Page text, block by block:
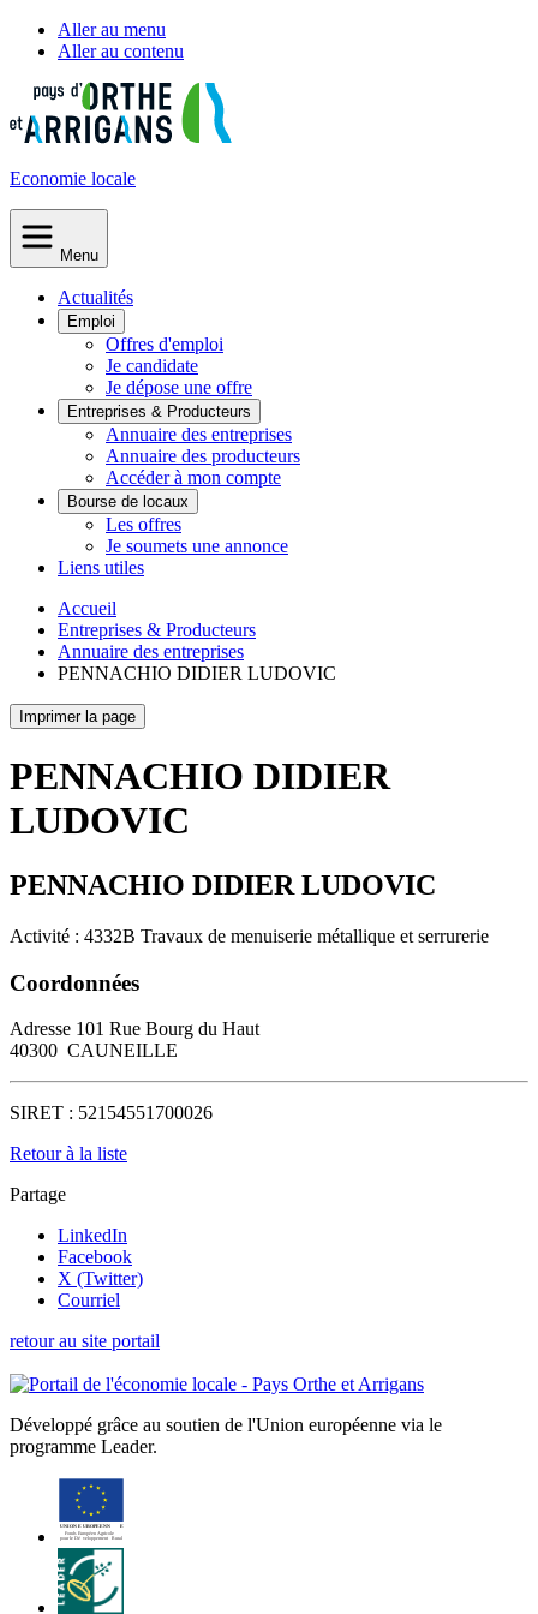
Aller au menu
Aller au contenu
Economie locale
Menu
Actualités
Emploi
Offres d'emploi
Je candidate
Je dépose une offre
Entreprises & Producteurs
Annuaire des entreprises
Annuaire des producteurs
Accéder à mon compte
Bourse de locaux
Les offres
Je soumets une annonce
Liens utiles
Accueil
Entreprises & Producteurs
Annuaire des entreprises
PENNACHIO DIDIER LUDOVIC
Imprimer la page
PENNACHIO DIDIER
LUDOVIC
PENNACHIO DIDIER LUDOVIC
Activité : 4332B Travaux de menuiserie métallique et serrurerie
Coordonnées
Adresse 101 Rue Bourg du Haut
40300 CAUNEILLE
SIRET : 52154551700026
Retour à la liste
Partage
LinkedIn
Facebook
X (Twitter)
Courriel
retour au site portail
Développé grâce au soutien de l'Union européenne via le
programme Leader.